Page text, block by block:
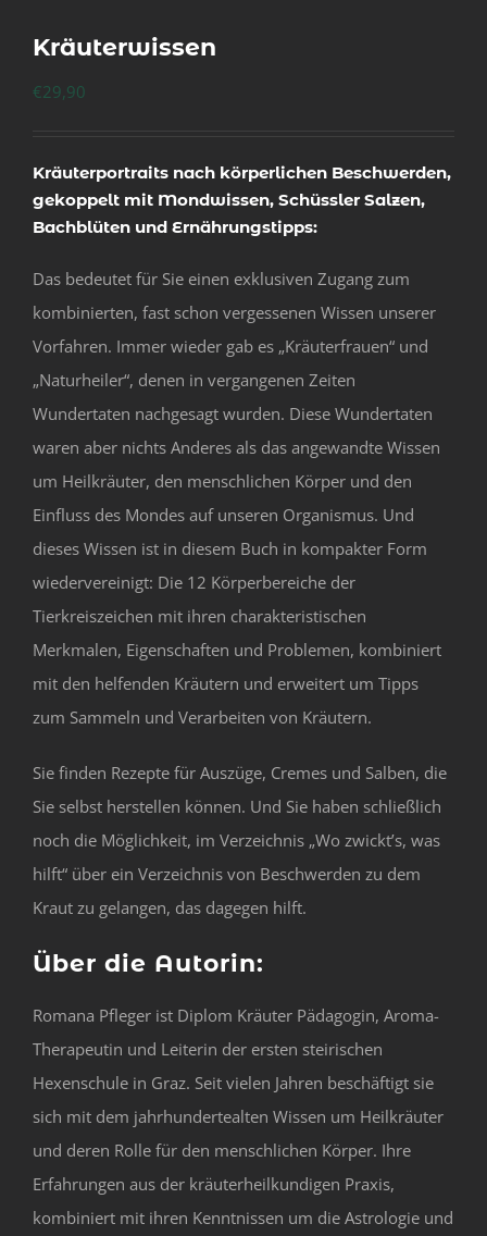
Kräuterwissen
€29,90
Kräuterportraits nach körperlichen Beschwerden,
gekoppelt mit Mondwissen, Schüssler Salzen,
Bachblüten und Ernährungstipps:
Das bedeutet für Sie einen exklusiven Zugang zum
kombinierten, fast schon vergessenen Wissen unserer
Vorfahren. Immer wieder gab es „Kräuterfrauen“ und
„Naturheiler“, denen in vergangenen Zeiten
Wundertaten nachgesagt wurden. Diese Wundertaten
waren aber nichts Anderes als das angewandte Wissen
um Heilkräuter, den menschlichen Körper und den
Einfluss des Mondes auf unseren Organismus. Und
dieses Wissen ist in diesem Buch in kompakter Form
wiedervereinigt: Die 12 Körperbereiche der
Tierkreiszeichen mit ihren charakteristischen
Merkmalen, Eigenschaften und Problemen, kombiniert
mit den helfenden Kräutern und erweitert um Tipps
zum Sammeln und Verarbeiten von Kräutern.
Sie finden Rezepte für Auszüge, Cremes und Salben, die
Sie selbst herstellen können. Und Sie haben schließlich
noch die Möglichkeit, im Verzeichnis „Wo zwickt’s, was
hilft“ über ein Verzeichnis von Beschwerden zu dem
Kraut zu gelangen, das dagegen hilft.
Über die Autorin:
Romana Pfleger ist Diplom Kräuter Pädagogin, Aroma-
Therapeutin und Leiterin der ersten steirischen
Hexenschule in Graz. Seit vielen Jahren beschäftigt sie
sich mit dem jahrhundertealten Wissen um Heilkräuter
und deren Rolle für den menschlichen Körper. Ihre
Erfahrungen aus der kräuterheilkundigen Praxis,
kombiniert mit ihren Kenntnissen um die Astrologie und